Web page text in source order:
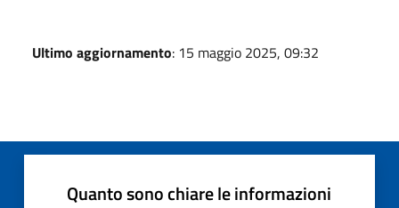
Ultimo aggiornamento: 15 maggio 2025, 09:32
Quanto sono chiare le informazioni